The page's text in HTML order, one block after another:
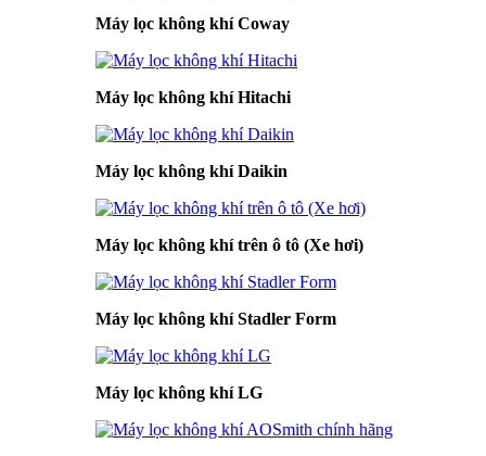
Máy lọc không khí Coway
Máy lọc không khí Hitachi
Máy lọc không khí Daikin
Máy lọc không khí trên ô tô (Xe hơi)
Máy lọc không khí Stadler Form
Máy lọc không khí LG